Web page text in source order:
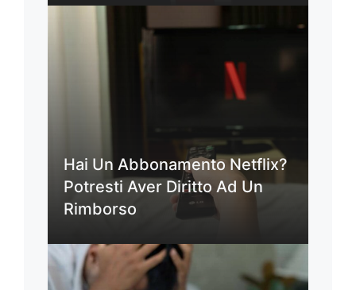
Hai Un Abbonamento Netflix?
Potresti Aver Diritto Ad Un
Rimborso